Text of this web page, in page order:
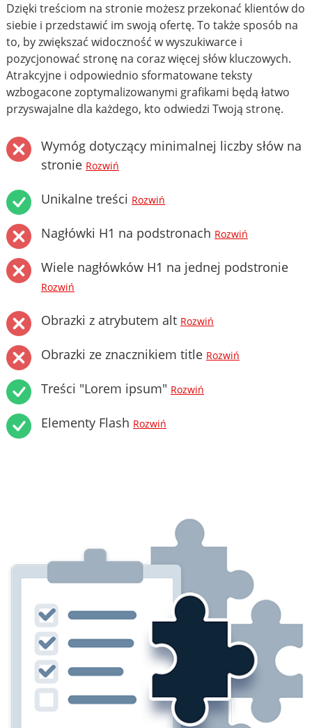
Dzięki treściom na stronie możesz przekonać klientów do
siebie i przedstawić im swoją ofertę. To także sposób na
to, by zwiększać widoczność w wyszukiwarce i
pozycjonować stronę na coraz więcej słów kluczowych.
Atrakcyjne i odpowiednio sformatowane teksty
wzbogacone zoptymalizowanymi grafikami będą łatwo
przyswajalne dla każdego, kto odwiedzi Twoją stronę.
Wymóg dotyczący minimalnej liczby słów na
stronie Rozwiń
Unikalne treści Rozwiń
Nagłówki H1 na podstronach Rozwiń
Wiele nagłówków H1 na jednej podstronie
Rozwiń
Obrazki z atrybutem alt Rozwiń
Obrazki ze znacznikiem title Rozwiń
Treści "Lorem ipsum" Rozwiń
Elementy Flash Rozwiń